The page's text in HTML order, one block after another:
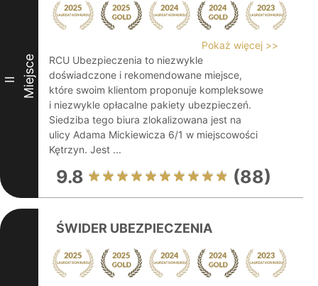
II Miejsce
Pokaż więcej >>
RCU Ubezpieczenia to niezwykle
doświadczone i rekomendowane miejsce,
które swoim klientom proponuje kompleksowe
i niezwykle opłacalne pakiety ubezpieczeń.
Siedziba tego biura zlokalizowana jest na
ulicy Adama Mickiewicza 6/1 w miejscowości
Kętrzyn. Jest ...
9.8 (88)
ŚWIDER UBEZPIECZENIA